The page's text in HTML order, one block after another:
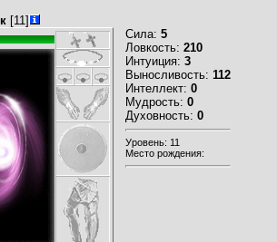
[11]
Сила: 5
Ловкость: 210
Интуиция: 3
Выносливость: 112
Интеллект: 0
Мудрость: 0
Духовность: 0
Уровень: 11
Место рождения: